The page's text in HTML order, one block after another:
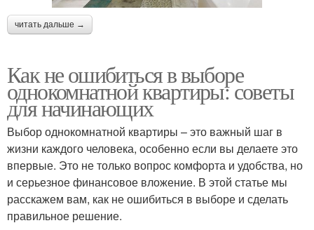
читать дальше →
Как не ошибиться в выборе
однокомнатной квартиры: советы
для начинающих
Выбор однокомнатной квартиры – это важный шаг в
жизни каждого человека, особенно если вы делаете это
впервые. Это не только вопрос комфорта и удобства, но
и серьезное финансовое вложение. В этой статье мы
расскажем вам, как не ошибиться в выборе и сделать
правильное решение.